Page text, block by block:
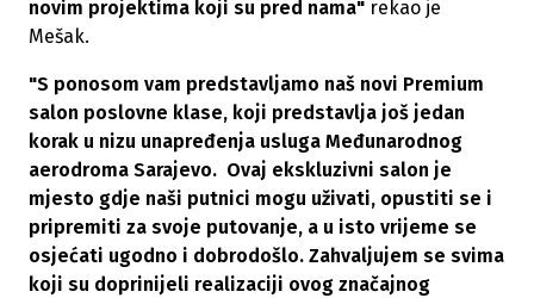
novim projektima koji su pred nama" rekao je
Mešak.
"S ponosom vam predstavljamo naš novi Premium
salon poslovne klase, koji predstavlja još jedan
korak u nizu unapređenja usluga Međunarodnog
aerodroma Sarajevo. Ovaj ekskluzivni salon je
mjesto gdje naši putnici mogu uživati, opustiti se i
pripremiti za svoje putovanje, a u isto vrijeme se
osjećati ugodno i dobrodošlo. Zahvaljujem se svima
koji su doprinijeli realizaciji ovog značajnog